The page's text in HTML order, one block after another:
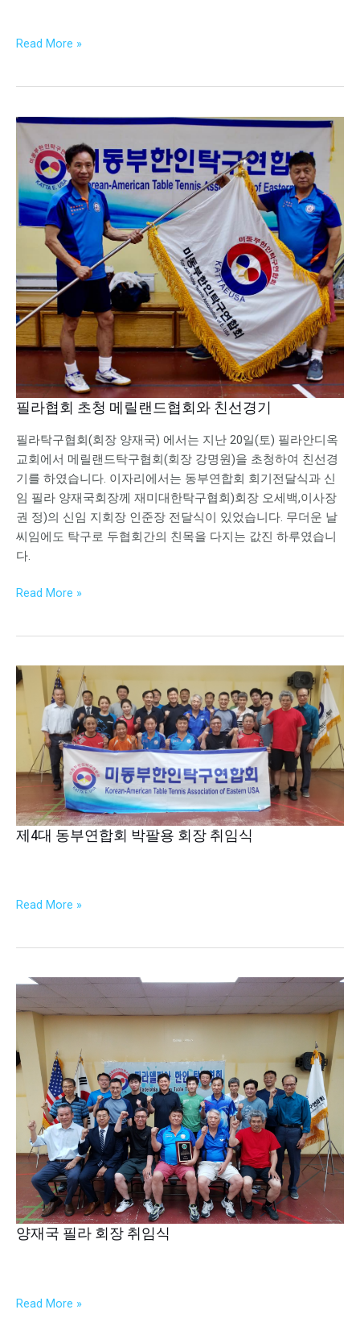
구
Read More »
필라협회 초청 메릴랜드협회와 친선경기
필라탁구협회(회장 양재국) 에서는 지난 20일(토) 필라안디옥
교회에서 메릴랜드탁구협회(회장 강명원)을 초청하여 친선경
기를 하였습니다. 이자리에서는 동부연합회 회기전달식과 신
임 필라 양재국회장께 재미대한탁구협회)회장 오세백,이사장
권 정)의 신임 지회장 인준장 전달식이 있었습니다. 무더운 날
씨임에도 탁구로 두협회간의 친목을 다지는 값진 하루였습니
다.
필
회
초
청
랜
드
협
회
와
선
경
기
Read More »
제4대 동부연합회 박팔용 회장 취임식
제
4
대
연
합
회
박
장
임
Read More »
양재국 필라 회장 취임식
양
재
국
라
장
식
Read More »